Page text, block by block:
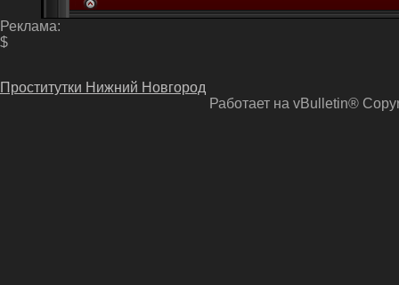
Реклама:
$
Проститутки Нижний Новгород
Работает на vBulletin®